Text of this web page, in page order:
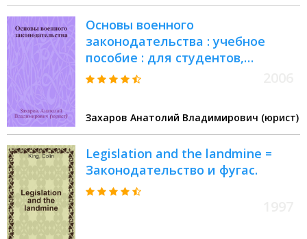
Основы военного
законодательства : учебное
пособие : для студентов,
обучающихся по специальности
Захаров Анатолий Владимирович (юрист)
Legislation and the landmine =
Законодательство и фугас.